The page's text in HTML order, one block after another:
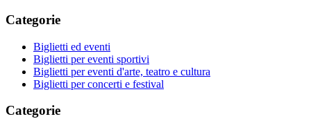
Categorie
Biglietti ed eventi
Biglietti per eventi sportivi
Biglietti per eventi d'arte, teatro e cultura
Biglietti per concerti e festival
Categorie